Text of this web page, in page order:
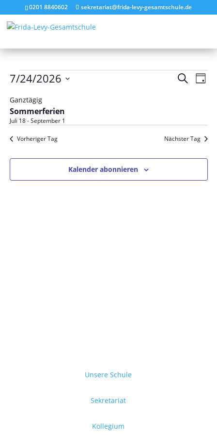
0201 8840602 sekretariat@frida-levy-gesamtschule.de
Veranstaltungen
Juli
24,
2026
SucheTag
7/24/2026
wählen.
Ganztägig
Sommerferien
Juli 18-September 1
Vorheriger Tag Nächster Tag
Kalender abonnieren
Unsere Schule
Sekretariat
Kollegium